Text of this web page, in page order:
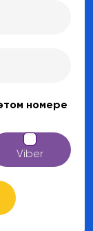
номере
Viber